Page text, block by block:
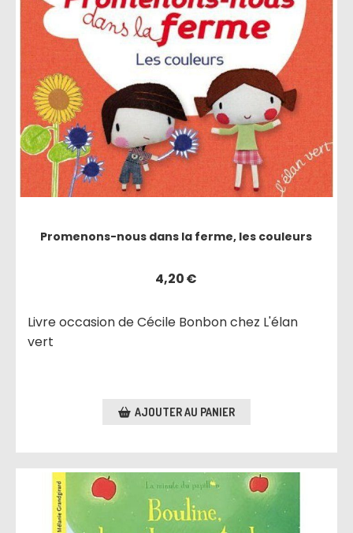
Promenons-nous dans la ferme, les couleurs
4,20€
Livre occasion de Cécile Bonbon chez L'élan
vert
AJOUTER AU PANIER